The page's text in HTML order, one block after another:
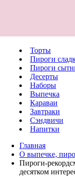
Торты
Пироги
Пироги
Десерты
Наборы
Выпечка
Караваи
Завтраки
Сэндвичи
Напитки
Главная
О выпечке,
Пироги-
десятком